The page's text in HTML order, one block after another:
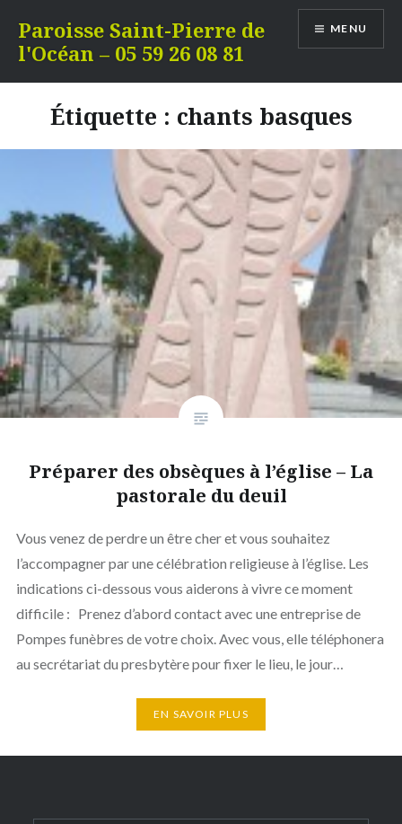
contenu
Paroisse Saint-Pierre de
l'Océan – 05 59 26 08 81
MENU
Étiquette : chants basques
Préparer des obsèques à l’église – La
pastorale du deuil
Vous venez de perdre un être cher et vous souhaitez
l’accompagner par une célébration religieuse à l’église. Les
indications ci-dessous vous aiderons à vivre ce moment
difficile : Prenez d’abord contact avec une entreprise de
Pompes funèbres de votre choix. Avec vous, elle téléphonera
au secrétariat du presbytère pour fixer le lieu, le jour…
EN SAVOIR PLUS